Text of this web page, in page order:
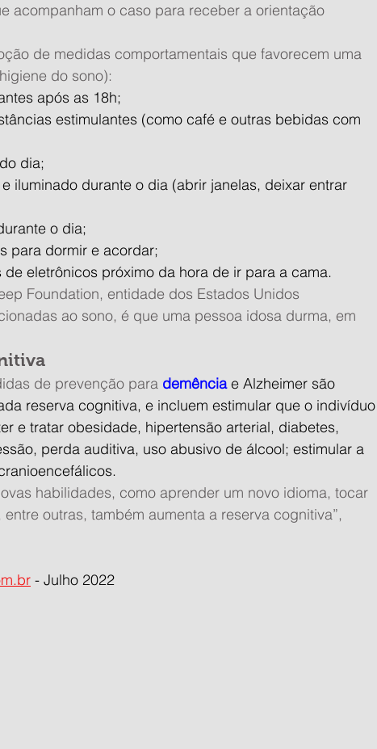
acompanham o caso para receber a orientação
de medidas comportamentais que favorecem uma
do sono):
após as 18h;
estimulantes (como café e outras bebidas com
dia;
e iluminado durante o dia (abrir janelas, deixar entrar
o dia;
para dormir e acordar;
eletrônicos próximo da hora de ir para a cama.
Foundation, entidade dos Estados Unidos
ao sono, é que uma pessoa idosa durma, em
de prevenção para demência e Alzheimer são
reserva cognitiva, e incluem estimular que o indivíduo
e tratar obesidade, hipertensão arterial, diabetes,
perda auditiva, uso abusivo de álcool; estimular a
habilidades, como aprender um novo idioma, tocar
outras, também aumenta a reserva cognitiva”,
- Julho 2022